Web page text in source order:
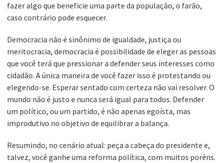
fazer algo que beneficie uma parte da população, o farão,
caso contrário pode esquecer.
Democracia não é sinônimo de igualdade, justiça ou
meritocracia, democracia é possibilidade de eleger as pessoas
que você terá que pressionar a defender seus interesses como
cidadão. A única maneira de você fazer isso é protestando ou
elegendo-se. Esperar sentado com certeza não vai resolver. O
mundo não é justo e nunca será igual para todos. Defender
um político, ou um partido, é não apenas egoísta, mas
improdutivo no objetivo de equilibrar a balança.
Resumindo, no cenário atual: peça a cabeça do presidente e,
talvez, você ganhe uma reforma política, com muitos poréns.